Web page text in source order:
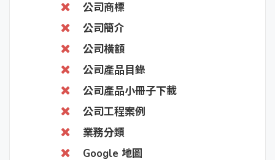
公司商標
公司簡介
公司橫額
公司產品目錄
公司產品小冊子下載
公司工程案例
業務分類
Google 地圖